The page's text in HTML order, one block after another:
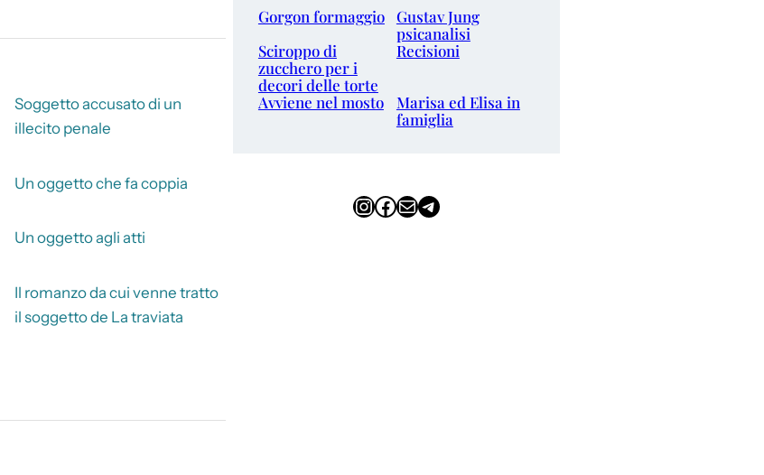
Soggetto accusato di un
illecito penale
Un oggetto che fa coppia
Un oggetto agli atti
Il romanzo da cui venne tratto
il soggetto de La traviata
Gorgon formaggio Gustav Jung
psicanalisi
Sciroppo di
zucchero per i
decori delle torte
Recisioni
Avviene nel mosto
Marisa ed Elisa in
famiglia
InstagramFacebook Email Telegram